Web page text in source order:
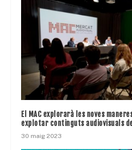
El MAC explorarà les noves
explotar continguts audiovisuals
30 maig 2023